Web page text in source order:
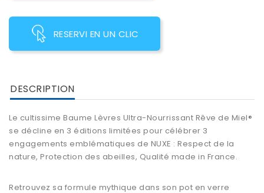
RESERVI EN UN CLIC
DESCRIPTION
Le cultissime Baume Lèvres Ultra-Nourrissant Rêve de Miel®
se décline en 3 éditions limitées pour célébrer 3
engagements emblématiques de NUXE : Respect de la
nature, Protection des abeilles, Qualité made in France.
Retrouvez sa formule mythique dans son pot en verre